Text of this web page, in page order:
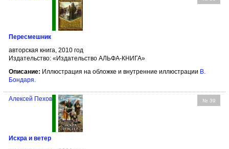
Пересмешник
авторская книга, 2010 год
Издательство: «Издательство АЛЬФА-КНИГА»
Описание: Иллюстрация на обложке и внутренние иллюстрации В.
Бондаря
№ 39
Алексей Пехов
Искра и ветер